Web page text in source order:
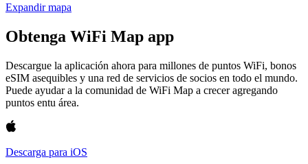
Expandir mapa
Obtenga WiFi Map app
Descargue la aplicación ahora para millones de puntos WiFi, bonos
eSIM asequibles y una red de servicios de socios en todo el mundo.
Puede ayudar a la comunidad de WiFi Map a crecer agregando
puntos entu área.
Descarga para iOS